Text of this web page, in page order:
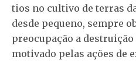
tios no cultivo de terras
desde pequeno, sempre
preocupação a destruição
motivado pelas ações de